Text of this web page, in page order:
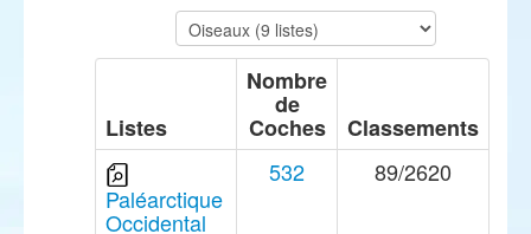
Listes
Nombre
de
Coches Classements
Paléarctique
Occidental
532 89/2620